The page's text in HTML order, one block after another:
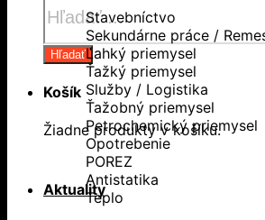
Hľadať
Košík
Žiadne produkty v košíku.
Aktuality
Stavebníctvo
Sekundárne práce /
Ľahký priemysel
Ťažký priemysel
Služby / Logistika
Ťažobný priemysel
Petrochemický priemysel
Opotrebenie
POREZ
Antistatika
Teplo